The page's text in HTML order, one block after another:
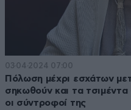
03·04·2024 07:00
Πόλωση μέχρι εσχάτων
σηκωθούν και τα
οι σύντροφοί της